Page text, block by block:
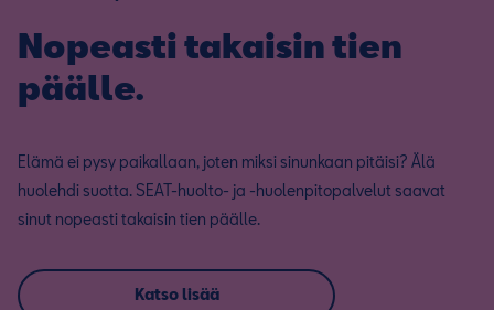
Nopeasti takaisin tien
päälle.
Elämä ei pysy paikallaan, joten miksi sinunkaan pitäisi? Älä
huolehdi suotta. SEAT-huolto- ja -huolenpitopalvelut saavat
sinut nopeasti takaisin tien päälle.
Katso lisää